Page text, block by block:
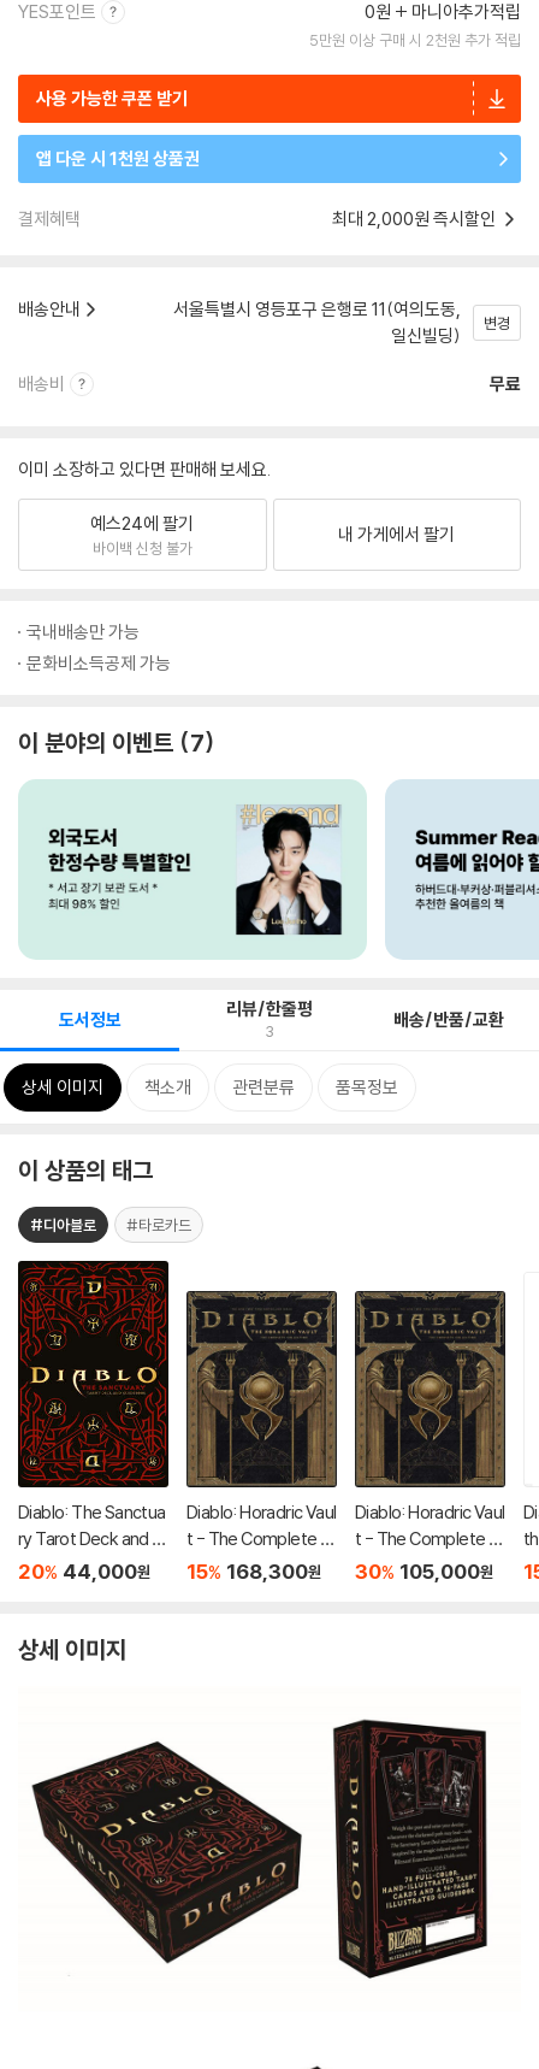
YES포인트 0원 마니아추가적립
5만원 이상 구매 시 2천원 추가 적립
사용 가능한 쿠폰 받기
앱 다운 시 1천원 상품권
결제혜택 최대 2,000원 즉시할인
배송안내
서울특별시 영등포구 은행로 11(여의도동,
일신빌딩)
변경
배송비 무료
이미 소장하고 있다면 판매해 보세요.
예스24에 팔기
바이백 신청 불가
내 가게에서 팔기
국내배송만 가능
문화비소득공제 가능
이 분야의 이벤트 7
도서정보 리뷰/한줄평
3 배송/반품/교환
상세 이미지 책소개 관련분류 품목정보
이 상품의 태그
#디아블로 #타로카드
Diablo: The Sanctua
ry Tarot Deck and G
uidebook
20% 44,000원
Diablo: Horadric Vaul
t - The Complete C
ollection
15% 168,300원
Diablo: Horadric Vaul
t - The Complete C
ollection
30% 105,000원
th
상세 이미지